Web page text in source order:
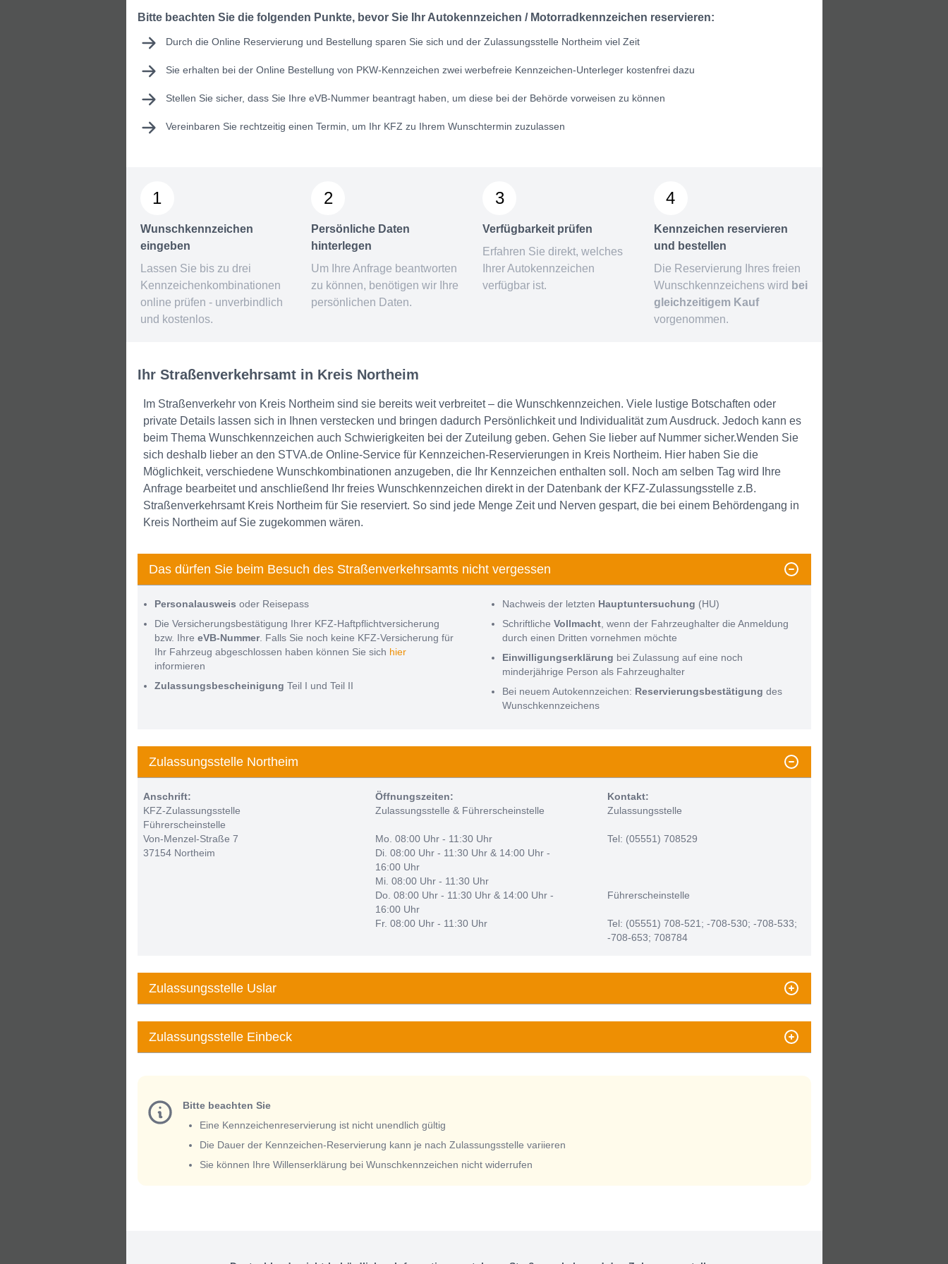
Bitte beachten Sie die folgenden Punkte, bevor Sie Ihr Autokennzeichen / Motorradkennzeichen reservieren:
Durch die Online Reservierung und Bestellung sparen Sie sich und der Zulassungsstelle Northeim viel Zeit
Sie erhalten bei der Online Bestellung von PKW-Kennzeichen zwei werbefreie Kennzeichen-Unterleger kostenfrei dazu
Stellen Sie sicher, dass Sie Ihre eVB-Nummerbeantragt haben, um diese bei der Behörde vorweisen zu können
Vereinbaren Sie rechtzeitig einen Termin, um Ihr KFZ zu Ihrem Wunschtermin zuzulassen
1
Wunschkennzeichen
eingeben
Lassen Sie bis zu drei
Kennzeichenkombinationen
online prüfen - unverbindlich
und kostenlos.
2
Persönliche Daten
hinterlegen
Um Ihre Anfrage beantworten
zu können, benötigen wir Ihre
persönlichen Daten.
3
Verfügbarkeit prüfen
Erfahren Sie direkt, welches
Ihrer Autokennzeichen
verfügbar ist.
4
Kennzeichen reservieren
und bestellen
Die Reservierung Ihres freien
Wunschkennzeichens wird bei
gleichzeitigem Kauf
vorgenommen.
Ihr Straßenverkehrsamt in Kreis Northeim
Im Straßenverkehr von Kreis Northeim sind sie bereits weit verbreitet – die Wunschkennzeichen. Viele lustige Botschaften oder
private Details lassen sich in Ihnen verstecken und bringen dadurch Persönlichkeit und Individualität zum Ausdruck. Jedoch kann es
beim Thema Wunschkennzeichen auch Schwierigkeiten bei der Zuteilung geben. Gehen Sie lieber auf Nummer sicher.Wenden Sie
sich deshalb lieber an den STVA.de Online-Service für Kennzeichen-Reservierungen in Kreis Northeim. Hier haben Sie die
Möglichkeit, verschiedene Wunschkombinationen anzugeben, die Ihr Kennzeichen enthalten soll. Noch am selben Tag wird Ihre
Anfrage bearbeitet und anschließend Ihr freies Wunschkennzeichen direkt in der Datenbank der KFZ-Zulassungsstelle z.B.
Straßenverkehrsamt Kreis Northeim für Sie reserviert. So sind jede Menge Zeit und Nerven gespart, die bei einem Behördengang in
Kreis Northeim auf Sie zugekommen wären.
Das dürfen Sie beim Besuch des Straßenverkehrsamts nicht vergessen
Personalausweis oder Reisepass
Die Versicherungsbestätigung Ihrer KFZ-Haftpflichtversicherung
bzw. Ihre eVB-Nummer. Falls Sie noch keine KFZ-Versicherung für
Ihr Fahrzeug abgeschlossen haben können Sie sich hier
informieren
Zulassungsbescheinigung Teil I und Teil II
Nachweis der letzten Hauptuntersuchung (HU)
Schriftliche Vollmacht , wenn der Fahrzeughalter die Anmeldung
durch einen Dritten vornehmen möchte
Einwilligungserklärung bei Zulassung auf eine noch
minderjährige Person als Fahrzeughalter
Bei neuem Autokennzeichen: Reservierungsbestätigung des
Wunschkennzeichens
Zulassungsstelle Northeim
Anschrift:
KFZ-Zulassungsstelle
Führerscheinstelle
Von-Menzel-Straße 7
37154 Northeim
Öffnungszeiten:
Zulassungsstelle & Führerscheinstelle
Mo. 08:00 Uhr - 11:30 Uhr
Di. 08:00 Uhr - 11:30 Uhr & 14:00 Uhr -
16:00 Uhr
Mi. 08:00 Uhr - 11:30 Uhr
Do. 08:00 Uhr - 11:30 Uhr & 14:00 Uhr -
16:00 Uhr
Fr. 08:00 Uhr - 11:30 Uhr
Kontakt:
Zulassungsstelle
Tel: (05551) 708529
Führerscheinstelle
Tel: (05551) 708-521; -708-530; -708-533;
-708-653; 708784
Zulassungsstelle Uslar
Zulassungsstelle Einbeck
Bitte beachten Sie
Eine Kennzeichenreservierung ist nicht unendlich gültig
Die Dauer der Kennzeichen-Reservierung kann je nach Zulassungsstelle variieren
Sie können Ihre Willenserklärung bei Wunschkennzeichen nicht widerrufen